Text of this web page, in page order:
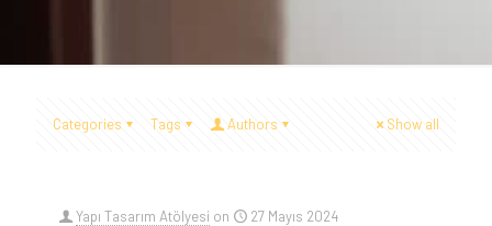
Categories Tags Authors Show all
Yapı Tasarım Atölyesi on 27 Mayıs 2024